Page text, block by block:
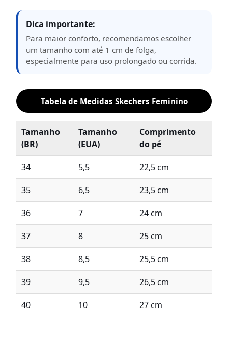
Dica importante:
Para maior conforto, recomendamos escolher
um tamanho com até 1 cm de folga,
especialmente para uso prolongado ou corrida.
Tabela de Medidas Skechers Feminino
Tamanho
(BR)
Tamanho
(EUA)
Comprimento
do pé
34 5,5 22,5 cm
35 6,5 23,5 cm
36 7 24 cm
37 8 25 cm
38 8,5 25,5 cm
39 9,5 26,5 cm
40 10 27 cm